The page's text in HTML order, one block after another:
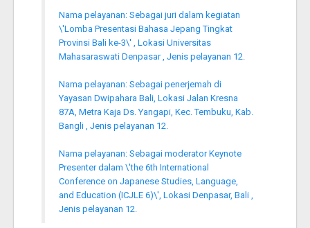
Nama pelayanan: Sebagai juri dalam kegiatan
\'Lomba Presentasi Bahasa Jepang Tingkat
Provinsi Bali ke-3\' , Lokasi Universitas
Mahasaraswati Denpasar , Jenis pelayanan 12.
Nama pelayanan: Sebagai penerjemah di
Yayasan Dwipahara Bali, Lokasi Jalan Kresna
87A, Metra Kaja Ds. Yangapi, Kec. Tembuku, Kab.
Bangli , Jenis pelayanan 12.
Nama pelayanan: Sebagai moderator Keynote
Presenter dalam \'the 6th International
Conference on Japanese Studies, Language,
and Education (ICJLE 6)\', Lokasi Denpasar, Bali ,
Jenis pelayanan 12.